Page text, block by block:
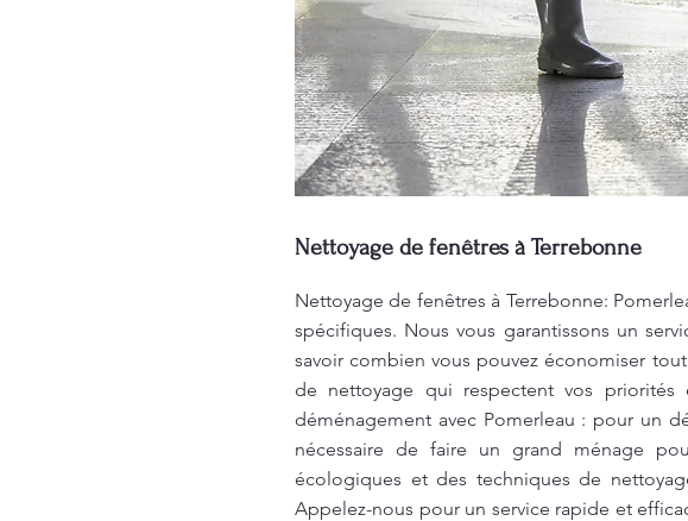
Nettoyage de fenêtres à Terrebonne
Nettoyage de fenêtres à Terrebonne:
spécifiques. Nous vous garantissons un
savoir combien vous pouvez économiser
de nettoyage qui respectent vos priorités
déménagement avec Pomerleau : pour un
nécessaire de faire un grand ménage
écologiques et des techniques de
Appelez-nous pour un service rapide et